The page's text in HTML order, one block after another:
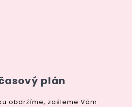
plán
obdržíme, zašleme Vám